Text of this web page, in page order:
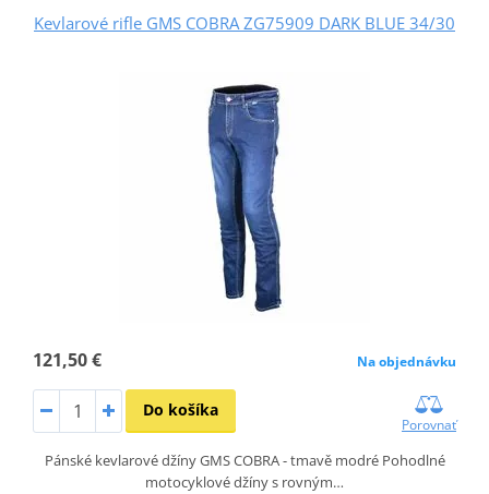
Kevlarové rifle GMS COBRA ZG75909 DARK BLUE 34/30
121,50 € Na objednávku
Do košíka
Porovnať
Pánské kevlarové džíny GMS COBRA - tmavě modré Pohodlné
motocyklové džíny s rovným…